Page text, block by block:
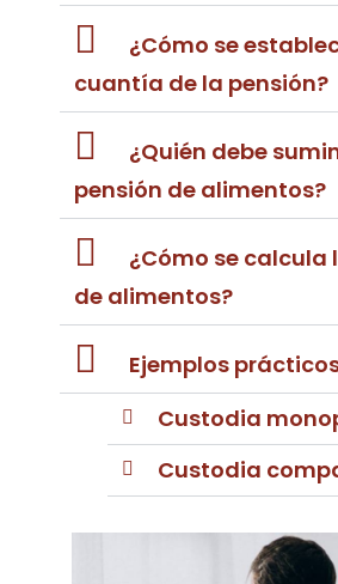
¿Cómo se
cuantía de la pensión?
¿Quién debe
pensión de alimentos?
¿Cómo se calcula
de alimentos?
Ejemplos
Custodia
Custodia